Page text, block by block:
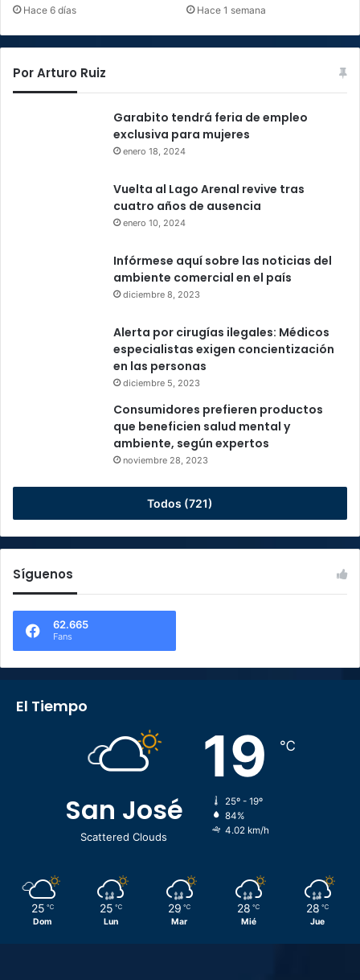
Hace 6 días Hace 1 semana
Por Arturo Ruiz
Garabito tendrá feria de empleo
exclusiva para mujeres
enero 18, 2024
Vuelta al Lago Arenal revive tras
cuatro años de ausencia
enero 10, 2024
Infórmese aquí sobre las noticias del
ambiente comercial en el país
diciembre 8, 2023
Alerta por cirugías ilegales: Médicos
especialistas exigen concientización
en las personas
diciembre 5, 2023
Consumidores prefieren productos
que beneficien salud mental y
ambiente, según expertos
noviembre 28, 2023
Todos (721)
Síguenos
62.665
Fans
El Tiempo
San José
Scattered Clouds
19 ℃
25º - 19º
84%
4.02 km/h
25 ℃
Dom
25 ℃
Lun
29 ℃
Mar
28 ℃
Mié
28 ℃
Jue